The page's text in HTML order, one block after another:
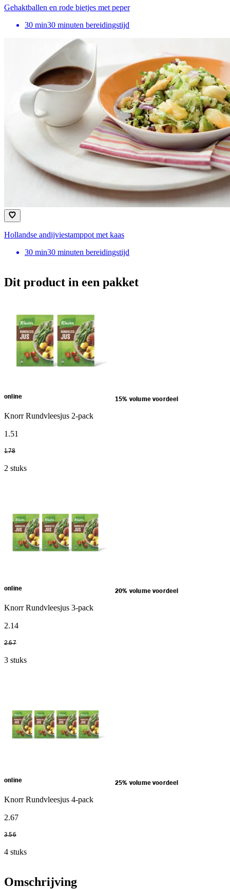
Gehaktballen en rode bietjes met peper
30 min30 minuten bereidingstijd
Hollandse andijviestamppot met kaas
30 min30 minuten bereidingstijd
Dit product in een pakket
online 15% volume voordeel
Knorr Rundvleesjus 2-pack
1 .51
1.78
2 stuks
online 20% volume voordeel
Knorr Rundvleesjus 3-pack
2.14
2.67
3 stuks
online 25% volume voordeel
Knorr Rundvleesjus 4-pack
2.67
3.56
4 stuks
Omschrijving